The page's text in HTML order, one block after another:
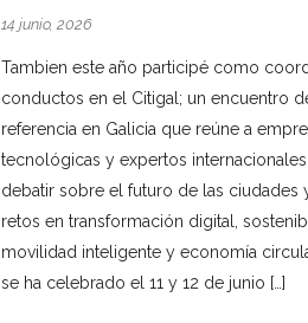
14 junio, 2026
Tambien este año participé como
conductos en el Citigal; un encuentro
referencia en Galicia que reúne a
tecnológicas y expertos internacionales
debatir sobre el futuro de las ciudades
retos en transformación digital,
movilidad inteligente y economía
se ha celebrado el 11 y 12 de junio […]